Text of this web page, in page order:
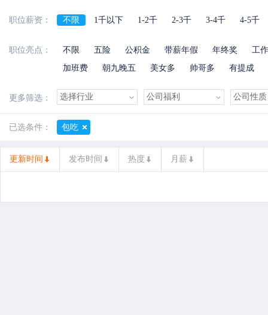
房地产
物业管理 人力资源 高级管理
行政
职位薪资：
不限 1千以下 1-2千 2-3千 3-4千 4-5千
职位亮点： 不限 五险 公积金 带薪年假 年终奖
工
加班费
朝九晚五 美女多 帅哥多 有提成
更多筛选： 选择行业
已选条件： 包吃
更新时间 发布时间 热度 月薪